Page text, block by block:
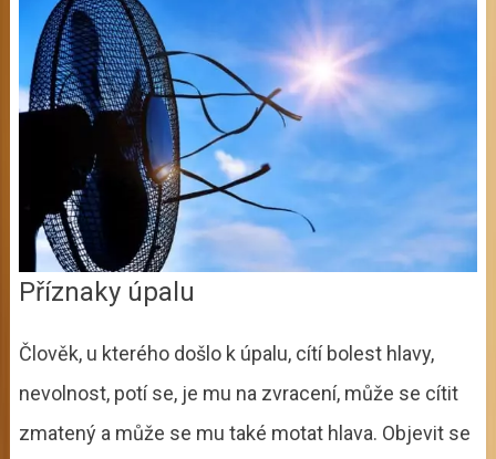
Příznaky úpalu
Člověk, u kterého došlo k úpalu, cítí bolest hlavy,
nevolnost, potí se, je mu na zvracení, může se cítit
zmatený a může se mu také motat hlava. Objevit se